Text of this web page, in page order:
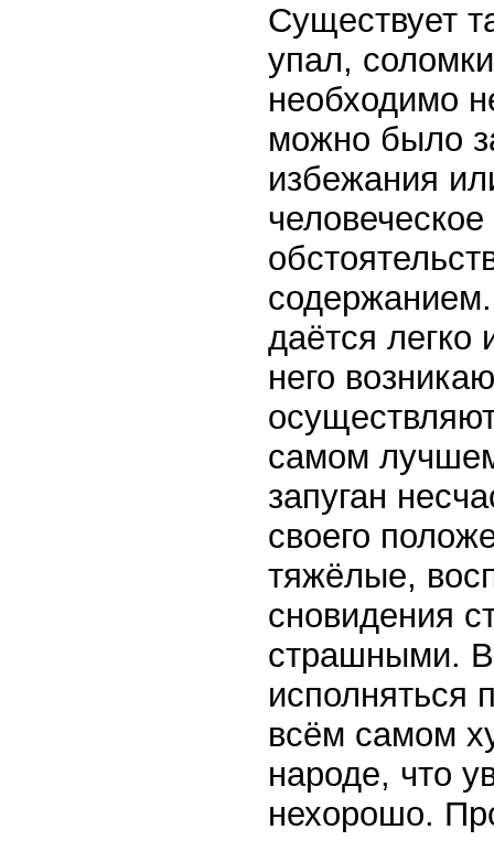
Существует
упал,
необходимо
можно было
избежания
даётся
него
самом
запуган
своего
тяжёлые,
сновидения
страшными. В
исполняться
всём самом
народе, что
нехорошо.